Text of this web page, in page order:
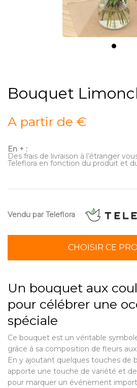
Bouquet
A partir de €
En + :
Des frais de livraison à l’étranger
Teleflora en fonction du produit et
Vendu par Teleflora
CHOISIR CE
Un bouquet aux
pour célébrer une
spéciale
Ce bouquet est un véritable
grâce à sa composition de fleurs
En y ajoutant quelques touches de
apporte une touche de variété et
pour marquer un événement